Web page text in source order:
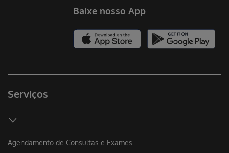
Serviços
Agendamento de Consultas e Exames
Baixe nosso App